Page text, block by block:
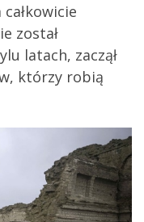
został
latach, zaczął
którzy robią